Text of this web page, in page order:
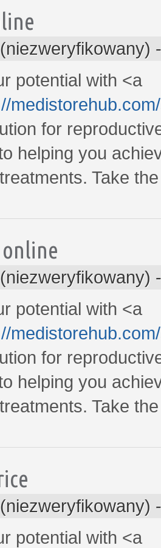
potential with <a
for
helping you
Take
potential with <a
for
helping you
Take
potential with <a